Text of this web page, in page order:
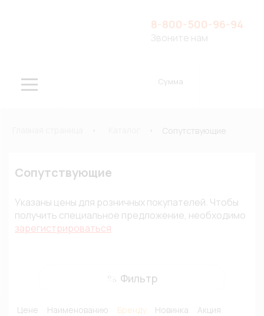
8-800-500-96-94
Звоните нам
Сумма
Сопутствующие
Сопутствующие
Указаны цены для розничных покупателей. Чтобы
получить специальное предложение, необходимо
зарегистрироваться
Фильтр
Цене Наименованию Бренду Новинка
Акция